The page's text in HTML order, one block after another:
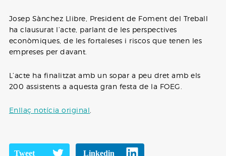
Josep Sànchez Llibre, President de Foment del Treball
ha clausurat l’acte, parlant de les perspectives
econòmiques, de les fortaleses i riscos que tenen les
empreses per davant.
L’acte ha finalitzat amb un sopar a peu dret amb els
200 assistents a aquesta gran festa de la FOEG.
Enllaç notícia original